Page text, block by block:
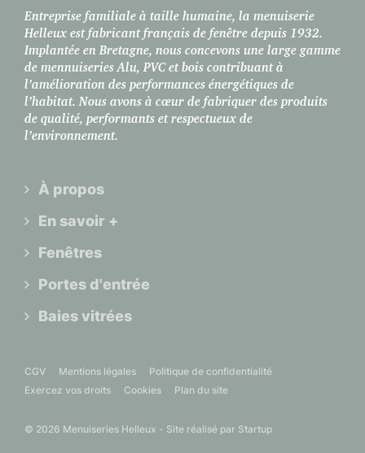
Entreprise familiale à taille humaine, la menuiserie
Helleux est fabricant français de fenêtre depuis 1932.
Implantée en Bretagne, nous concevons une large gamme
de mennuiseries Alu, PVC et bois contribuant à
l’amélioration des performances énergétiques de
l’habitat. Nous avons à cœur de fabriquer des produits
de qualité, performants et respectueux de
l’environnement.
À propos
En savoir +
Fenêtres
Portes d'entrée
Baies vitrées
CGV Mentions légales
Politique de confidentialité
Exercez vos droits
Cookies Plan du site
© 2026 Menuiseries Helleux - Site réalisé par Startup